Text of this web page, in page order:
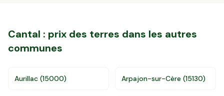
Cantal : prix des terres dans les autres
communes
Aurillac (15000) Arpajon-sur-Cère (15130)